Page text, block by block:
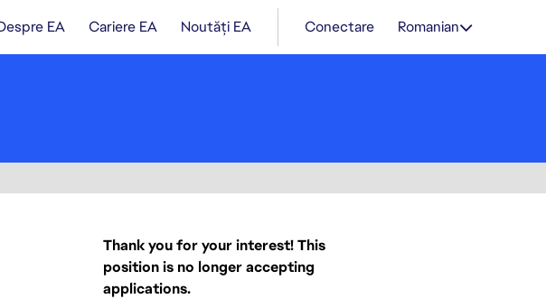
EA Cariere EA Noutăți EA Conectare Romanian
Thank you for your interest! This
position is no longer accepting
applications.